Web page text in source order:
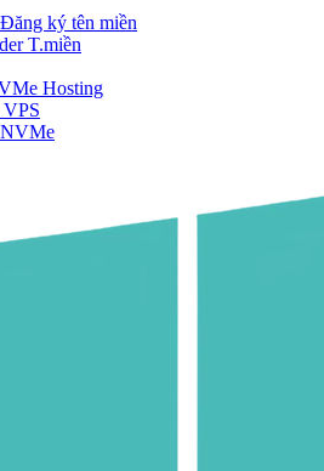
Đăng ký tên miền
T.miền
Hosting